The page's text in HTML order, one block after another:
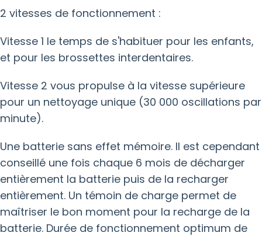
2 vitesses de fonctionnement :
Vitesse 1 le temps de s'habituer pour les enfants,
et pour les brossettes interdentaires.
Vitesse 2 vous propulse à la vitesse supérieure
pour un nettoyage unique (30 000 oscillations par
minute).
Une batterie sans effet mémoire. Il est cependant
conseillé une fois chaque 6 mois de décharger
entièrement la batterie puis de la recharger
entièrement. Un témoin de charge permet de
maîtriser le bon moment pour la recharge de la
batterie. Durée de fonctionnement optimum de